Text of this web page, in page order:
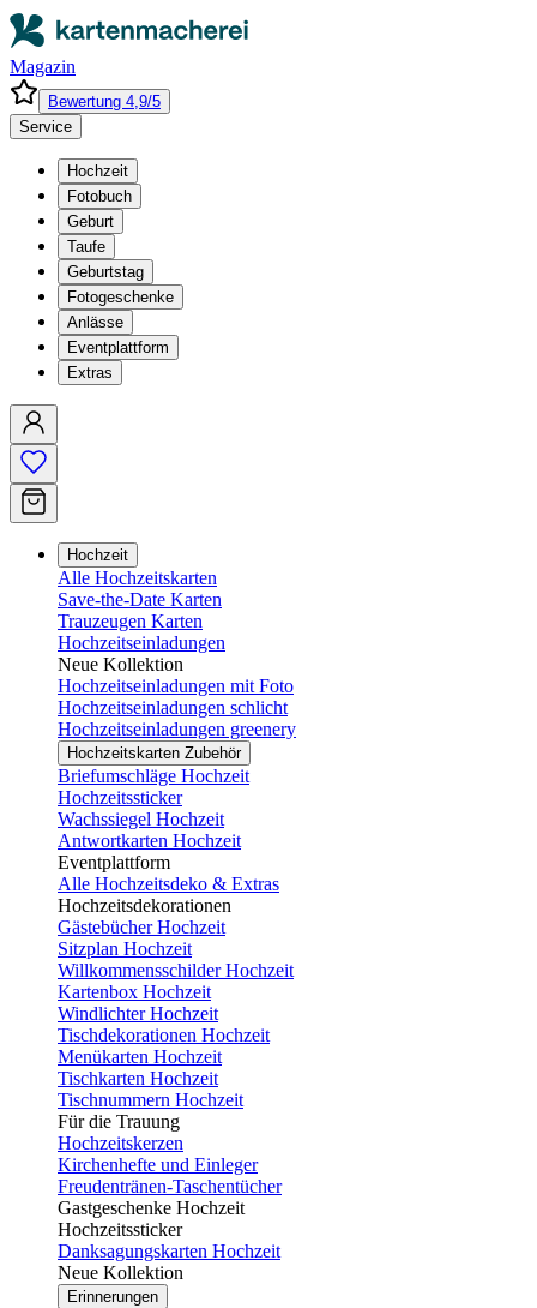
Magazin
Bewertung 4,9/5
Service
Hochzeit
Fotobuch
Geburt
Taufe
Geburtstag
Fotogeschenke
Anlässe
Eventplattform
Extras
Hochzeit
Alle Hochzeitskarten
Save-the-Date Karten
Trauzeugen Karten
Hochzeitseinladungen
Neue Kollektion
Hochzeitseinladungen mit Foto
Hochzeitseinladungen schlicht
Hochzeitseinladungen greenery
Hochzeitskarten Zubehör
Briefumschläge Hochzeit
Hochzeitssticker
Wachssiegel Hochzeit
Antwortkarten Hochzeit
Eventplattform
Alle Hochzeitsdeko & Extras
Hochzeitsdekorationen
Gästebücher Hochzeit
Sitzplan Hochzeit
Willkommensschilder Hochzeit
Kartenbox Hochzeit
Windlichter Hochzeit
Tischdekorationen Hochzeit
Menükarten Hochzeit
Tischkarten Hochzeit
Tischnummern Hochzeit
Für die Trauung
Hochzeitskerzen
Kirchenhefte und Einleger
Freudentränen-Taschentücher
Gastgeschenke Hochzeit
Hochzeitssticker
Danksagungskarten Hochzeit
Neue Kollektion
Erinnerungen